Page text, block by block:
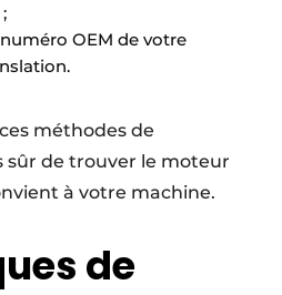
OEM de votre
méthodes de
sûr de trouver le moteur
à votre machine.
de